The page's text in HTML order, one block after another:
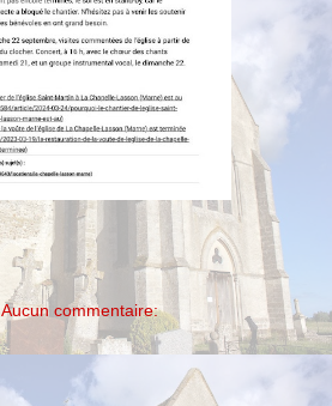
Aucun commentaire: